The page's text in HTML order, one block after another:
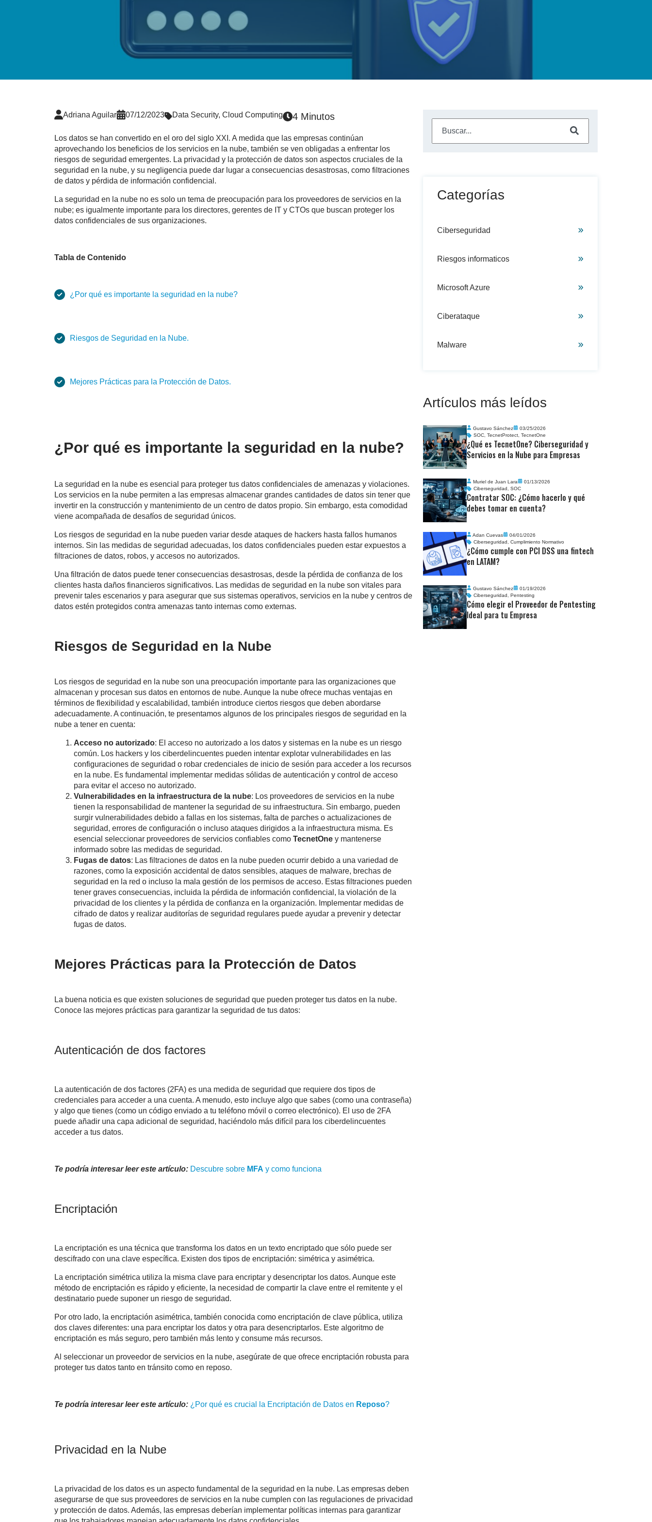
Adriana Aguilar 07/12/2023 Data Security, Cloud Computing 4 Minutos
Los datos se han convertido en el oro del siglo XXI. A medida que las empresas continúan
aprovechando los beneficios de los servicios en la nube, también se ven obligadas a enfrentar los
riesgos de seguridad emergentes. La privacidad y la protección de datos son aspectos cruciales de la
seguridad en la nube, y su negligencia puede dar lugar a consecuencias desastrosas, como filtraciones
de datos y pérdida de información confidencial.
La seguridad en la nube no es solo un tema de preocupación para los proveedores de servicios en la
nube; es igualmente importante para los directores, gerentes de IT y CTOs que buscan proteger los
datos confidenciales de sus organizaciones.
Tabla de Contenido
¿Por qué es importante la seguridad en la nube?
Riesgos de Seguridad en la Nube.
Mejores Prácticas para la Protección de Datos.
¿Por qué es importante la seguridad en la nube?
La seguridad en la nube es esencial para proteger tus datos confidenciales de amenazas y violaciones.
Los servicios en la nube permiten a las empresas almacenar grandes cantidades de datos sin tener que
invertir en la construcción y mantenimiento de un centro de datos propio. Sin embargo, esta comodidad
viene acompañada de desafíos de seguridad únicos.
Los riesgos de seguridad en la nube pueden variar desde ataques de hackers hasta fallos humanos
internos. Sin las medidas de seguridad adecuadas, los datos confidenciales pueden estar expuestos a
filtraciones de datos, robos, y accesos no autorizados.
Una filtración de datos puede tener consecuencias desastrosas, desde la pérdida de confianza de los
clientes hasta daños financieros significativos. Las medidas de seguridad en la nube son vitales para
prevenir tales escenarios y para asegurar que sus sistemas operativos, servicios en la nube y centros de
datos estén protegidos contra amenazas tanto internas como externas.
Riesgos de Seguridad en la Nube
Los riesgos de seguridad en la nube son una preocupación importante para las organizaciones que
almacenan y procesan sus datos en entornos de nube. Aunque la nube ofrece muchas ventajas en
términos de flexibilidad y escalabilidad, también introduce ciertos riesgos que deben abordarse
adecuadamente. A continuación, te presentamos algunos de los principales riesgos de seguridad en la
nube a tener en cuenta:
Acceso no autorizado: El acceso no autorizado a los datos y sistemas en la nube es un riesgo
común. Los hackers y los ciberdelincuentes pueden intentar explotar vulnerabilidades en las
configuraciones de seguridad o robar credenciales de inicio de sesión para acceder a los recursos
en la nube. Es fundamental implementar medidas sólidas de autenticación y control de acceso
para evitar el acceso no autorizado.
Vulnerabilidades en la infraestructura de la nube: Los proveedores de servicios en la nube
tienen la responsabilidad de mantener la seguridad de su infraestructura. Sin embargo, pueden
surgir vulnerabilidades debido a fallas en los sistemas, falta de parches o actualizaciones de
seguridad, errores de configuración o incluso ataques dirigidos a la infraestructura misma. Es
esencial seleccionar proveedores de servicios confiables como TecnetOne y mantenerse
informado sobre las medidas de seguridad.
Fugas de datos: Las filtraciones de datos en la nube pueden ocurrir debido a una variedad de
razones, como la exposición accidental de datos sensibles, ataques de malware, brechas de
seguridad en la red o incluso la mala gestión de los permisos de acceso. Estas filtraciones pueden
tener graves consecuencias, incluida la pérdida de información confidencial, la violación de la
privacidad de los clientes y la pérdida de confianza en la organización. Implementar medidas de
cifrado de datos y realizar auditorías de seguridad regulares puede ayudar a prevenir y detectar
fugas de datos.
Mejores Prácticas para la Protección de Datos
La buena noticia es que existen soluciones de seguridad que pueden proteger tus datos en la nube.
Conoce las mejores prácticas para garantizar la seguridad de tus datos:
Autenticación de dos factores
La autenticación de dos factores (2FA) es una medida de seguridad que requiere dos tipos de
credenciales para acceder a una cuenta. A menudo, esto incluye algo que sabes (como una contraseña)
y algo que tienes (como un código enviado a tu teléfono móvil o correo electrónico). El uso de 2FA
puede añadir una capa adicional de seguridad, haciéndolo más difícil para los ciberdelincuentes
acceder a tus datos.
Te podría interesar leer este artículo: Descubre sobre MFA y como funciona
Encriptación
La encriptación es una técnica que transforma los datos en un texto encriptado que sólo puede ser
descifrado con una clave específica. Existen dos tipos de encriptación: simétrica y asimétrica.
La encriptación simétrica utiliza la misma clave para encriptar y desencriptar los datos. Aunque este
método de encriptación es rápido y eficiente, la necesidad de compartir la clave entre el remitente y el
destinatario puede suponer un riesgo de seguridad.
Por otro lado, la encriptación asimétrica, también conocida como encriptación de clave pública, utiliza
dos claves diferentes: una para encriptar los datos y otra para desencriptarlos. Este algoritmo de
encriptación es más seguro, pero también más lento y consume más recursos.
Al seleccionar un proveedor de servicios en la nube, asegúrate de que ofrece encriptación robusta para
proteger tus datos tanto en tránsito como en reposo.
Te podría interesar leer este artículo: ¿Por qué es crucial la Encriptación de Datos en Reposo?
Privacidad en la Nube
La privacidad de los datos es un aspecto fundamental de la seguridad en la nube. Las empresas deben
asegurarse de que sus proveedores de servicios en la nube cumplen con las regulaciones de privacidad
y protección de datos. Además, las empresas deberían implementar políticas internas para garantizar
Categorías
Ciberseguridad
Riesgos informaticos
Microsoft Azure
Ciberataque
Malware
Artículos más leídos
Gustavo Sánchez
03/25/2026
SOC, TecnetProtect, TecnetOne
¿Qué es TecnetOne? Ciberseguridad y
Servicios en la Nube para Empresas
Muriel de Juan Lara
01/13/2026
Ciberseguridad, SOC
Contratar SOC: ¿Cómo hacerlo y qué
debes tomar en cuenta?
Adan Cuevas
04/01/2026
Ciberseguridad, Cumplimiento Normativo
¿Cómo cumple con PCI DSS una fintech
en LATAM?
Gustavo Sánchez
01/19/2026
Ciberseguridad, Pentesting
Cómo elegir el Proveedor de Pentesting
Ideal para tu Empresa